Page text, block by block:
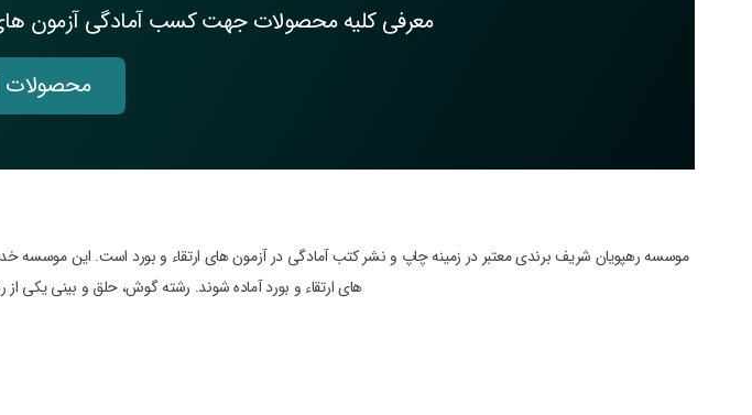
معرفی کلیه محصولات جهت کسب آمادگی آزمون
محصولات
موسسه رهپویان شریف برندی معتبر در زمینه چاپ و نشر کتب آمادگی در آزمون های ارتقاء و بورد است. این موسسه
های ارتقاء و بورد آماده شوند. رشته گوش، حلق و بینی یکی